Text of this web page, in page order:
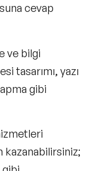
cevap
ve bilgi
tasarımı, yazı
gibi
kazanabilirsiniz;